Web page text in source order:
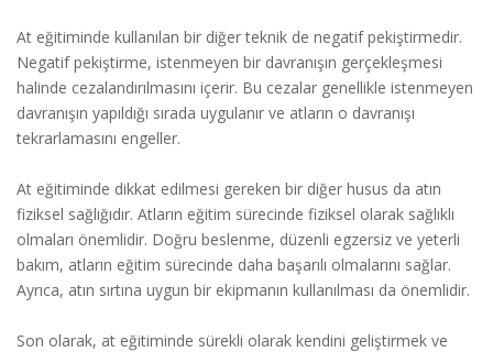
At eğitiminde kullanılan bir diğer teknik de negatif pekiştirmedir.
Negatif pekiştirme, istenmeyen bir davranışın gerçekleşmesi
halinde cezalandırılmasını içerir. Bu cezalar genellikle istenmeyen
davranışın yapıldığı sırada uygulanır ve atların o davranışı
tekrarlamasını engeller.
At eğitiminde dikkat edilmesi gereken bir diğer husus da atın
fiziksel sağlığıdır. Atların eğitim sürecinde fiziksel olarak sağlıklı
olmaları önemlidir. Doğru beslenme, düzenli egzersiz ve yeterli
bakım, atların eğitim sürecinde daha başarılı olmalarını sağlar.
Ayrıca, atın sırtına uygun bir ekipmanın kullanılması da önemlidir.
Son olarak, at eğitiminde sürekli olarak kendini geliştirmek ve